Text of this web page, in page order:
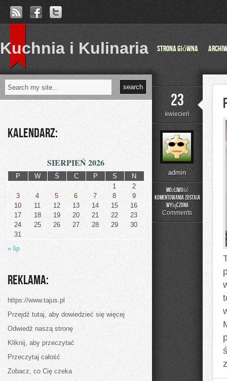
Kuchnia i Kulinaria Strona główna
23
kwiecień
admin
Możliwość
komentowania
Fotografia
Film
została
wyłączona
Comments
Kalendarz:
SIERPIEŃ 2026
P W Ś C P S
N
1
2
3
4 5 6 7 8
9
10
11 12 13 14 15
16
17
18 19 20 21 22
23
24
25 26 27 28 29
30
31
« lip
Reklama:
https://www.tajus.pl
Przejdź tutaj, aby dowiedzieć się więcej
Odwiedź naszą stronę
Kliknij, aby przeczytać
Przeczytaj całość
Zobacz, co Cię czeka